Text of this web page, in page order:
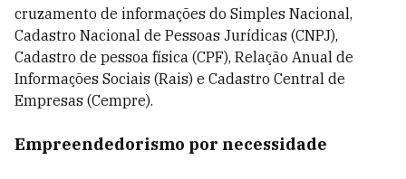
cruzamento de informações do Simples Nacional,
Cadastro Nacional de Pessoas Jurídicas (CNPJ),
Cadastro de pessoa física (CPF), Relação Anual de
Informações Sociais (Rais) e Cadastro Central de
Empresas (Cempre).
Empreendedorismo por necessidade